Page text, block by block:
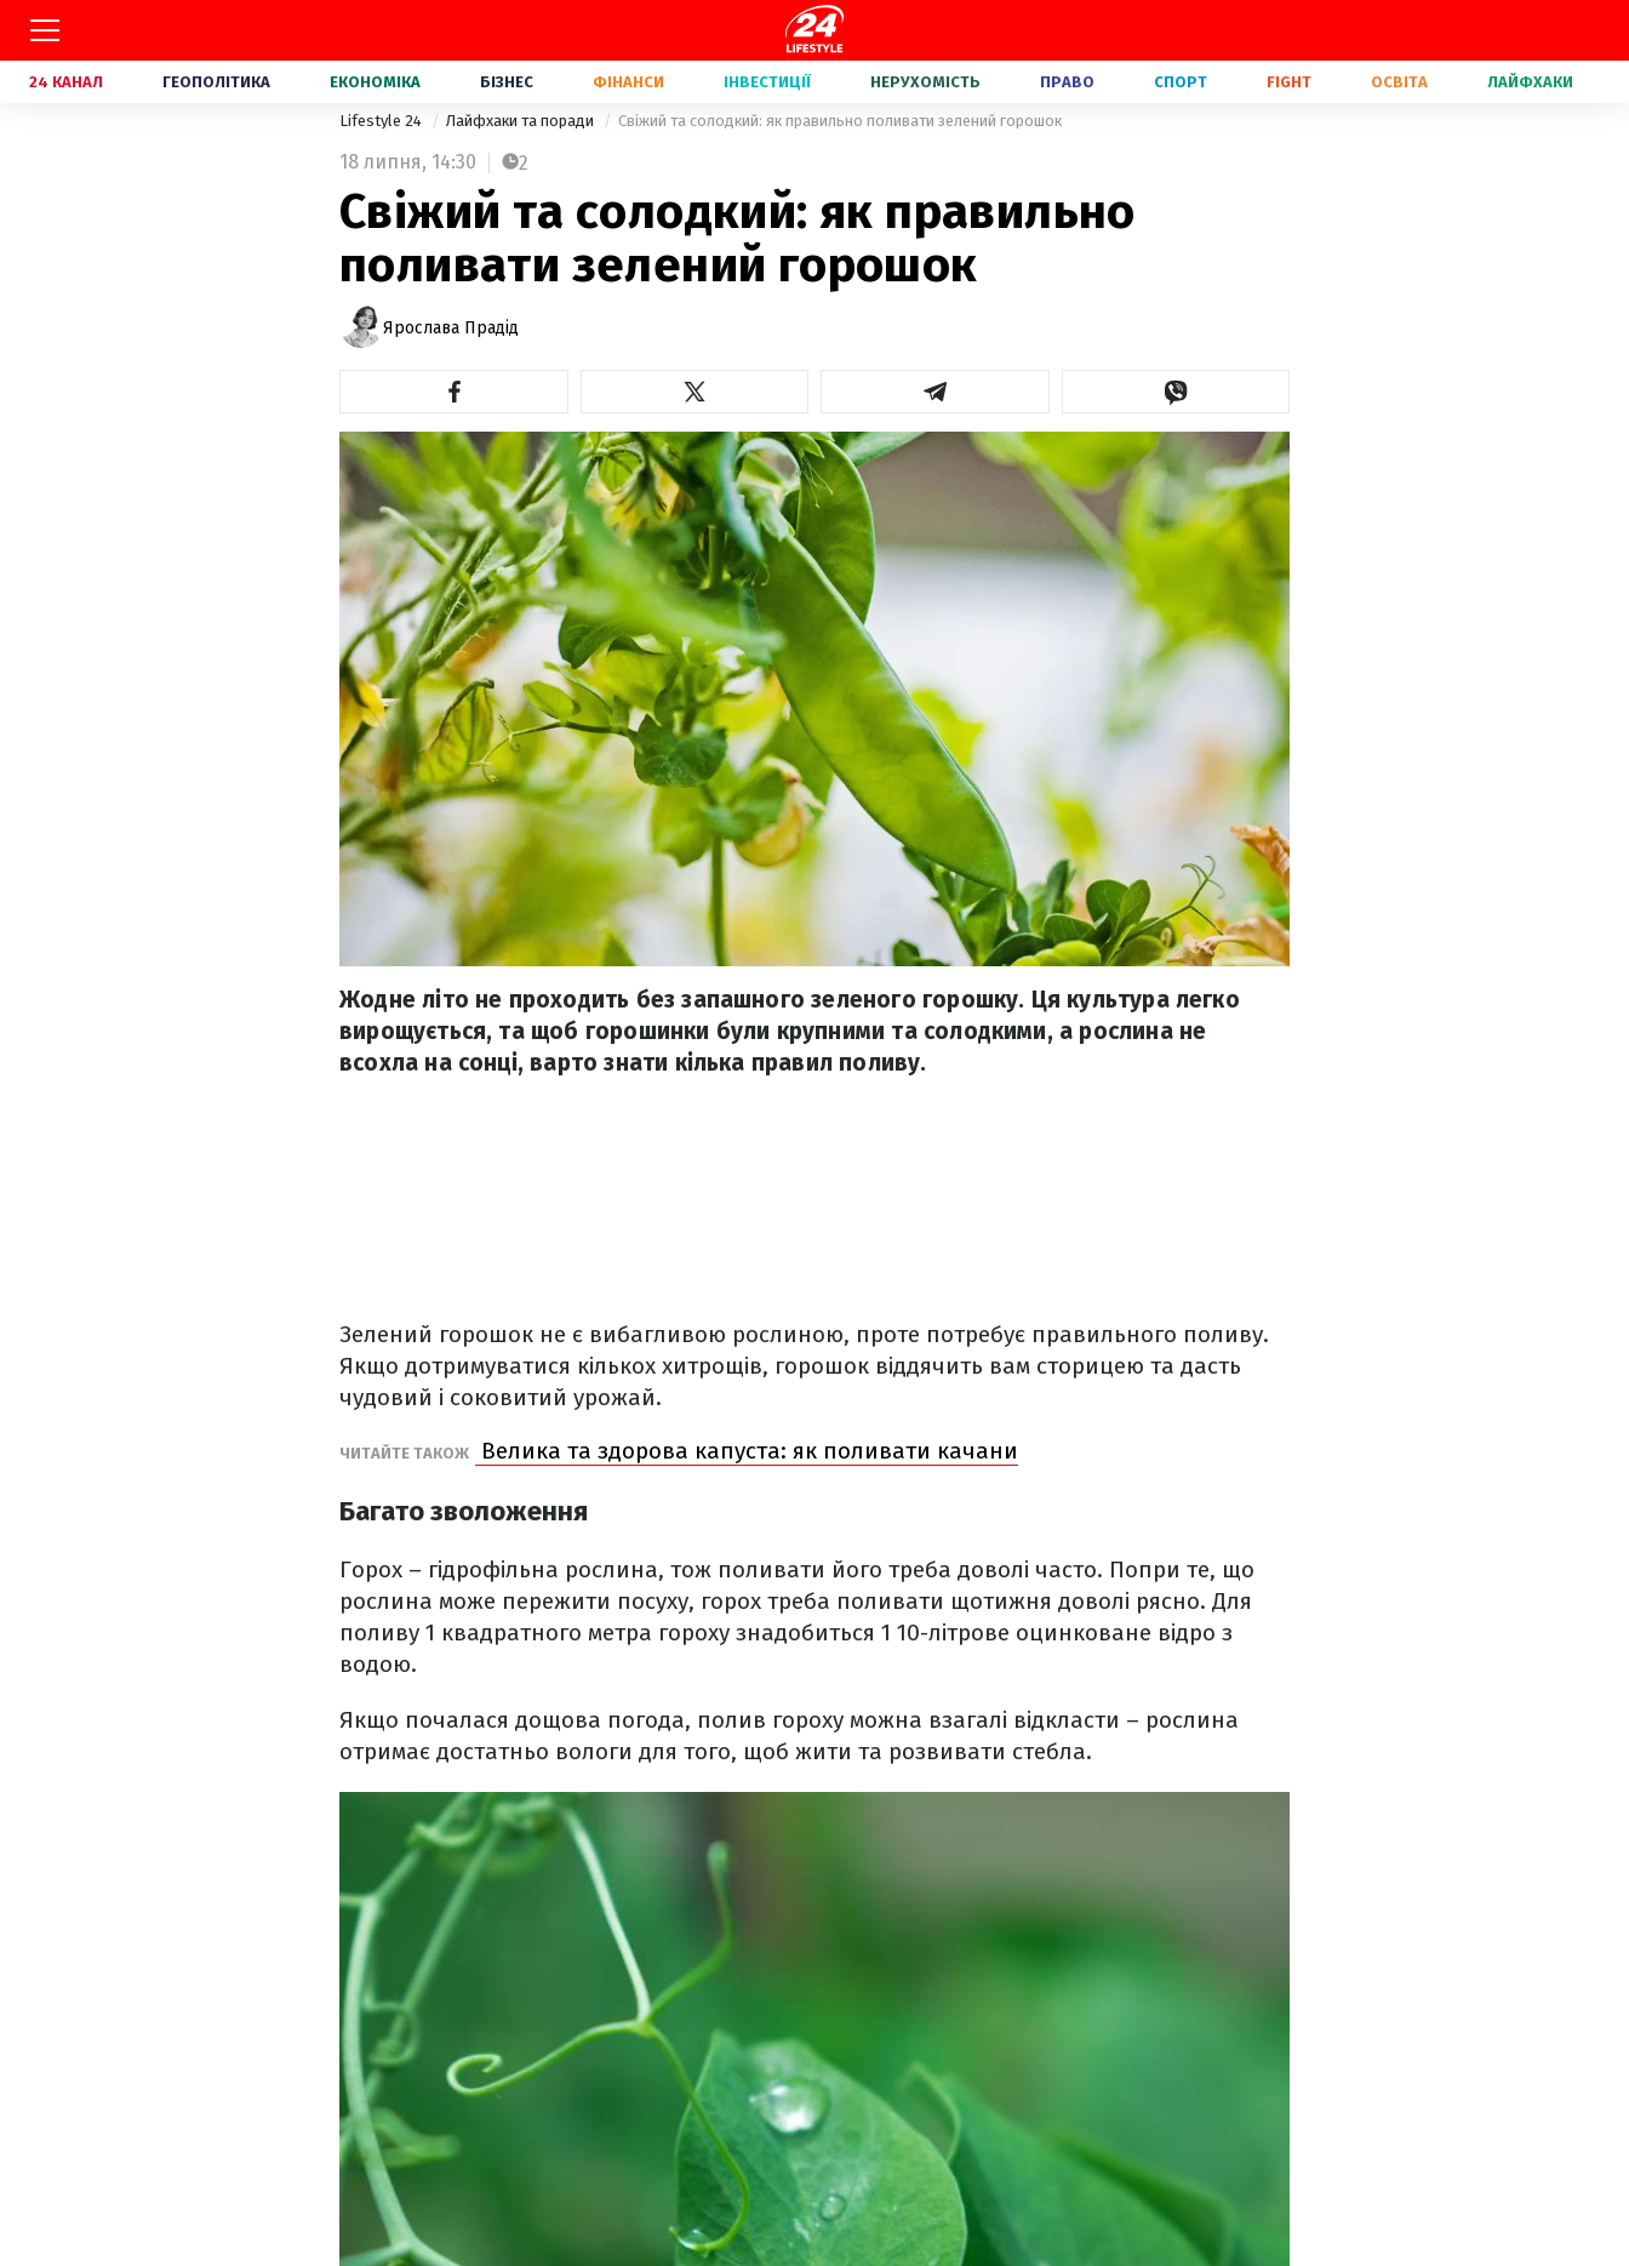
24 КАНАЛ ГЕОПОЛІТИКА ЕКОНОМІКА БІЗНЕС ФІНАНСИ ІНВЕСТИЦІЇ НЕРУХОМІСТЬ ПРАВО СПОРТ FIGHT ОСВІТА ЛАЙФХАКИ
Lifestyle 24 Лайфхаки та поради Свіжий та солодкий: як правильно поливати зелений горошок
18 липня, 14:30 2
Свіжий та солодкий: як правильно
поливати зелений горошок
Ярослава Прадід
Жодне літо не проходить без запашного зеленого горошку. Ця культура легко
вирощується, та щоб горошинки були крупними та солодкими, а рослина не
всохла на сонці, варто знати кілька правил поливу.
Зелений горошок не є вибагливою рослиною, проте потребує правильного поливу.
Якщо дотримуватися кількох хитрощів, горошок віддячить вам сторицею та дасть
чудовий і соковитий урожай.
ЧИТАЙТЕ ТАКОЖ Велика та здорова капуста: як поливати качани
Багато зволоження
Горох – гідрофільна рослина, тож поливати його треба доволі часто. Попри те, що
рослина може пережити посуху, горох треба поливати щотижня доволі рясно. Для
поливу 1 квадратного метра гороху знадобиться 1 10-літрове оцинковане відро з
водою.
Якщо почалася дощова погода, полив гороху можна взагалі відкласти – рослина
отримає достатньо вологи для того, щоб жити та розвивати стебла.